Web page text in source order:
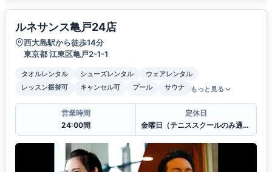
ルネサンス亀戸24店
西大島駅から徒歩14分
東京都 江東区亀戸2-1-1
タオルレンタル シューズレンタル
ウェアレンタル
レッスン振替可
キャンセル可 プール サウナ もっと見る
営業時間
24:00間
定休日
金曜日（テニススクールのみ通常営業）、年末年始